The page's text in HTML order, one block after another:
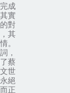
成
實
對
其
。
，
蔡
世
絕
正